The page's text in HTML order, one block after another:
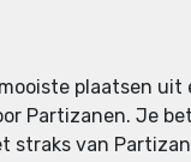
plaatsen
Partizanen. Je
straks van